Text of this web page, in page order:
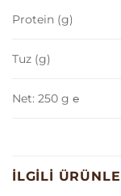
Protein (g)
Tuz (g)
Net: 250 g ℮
İLGILI